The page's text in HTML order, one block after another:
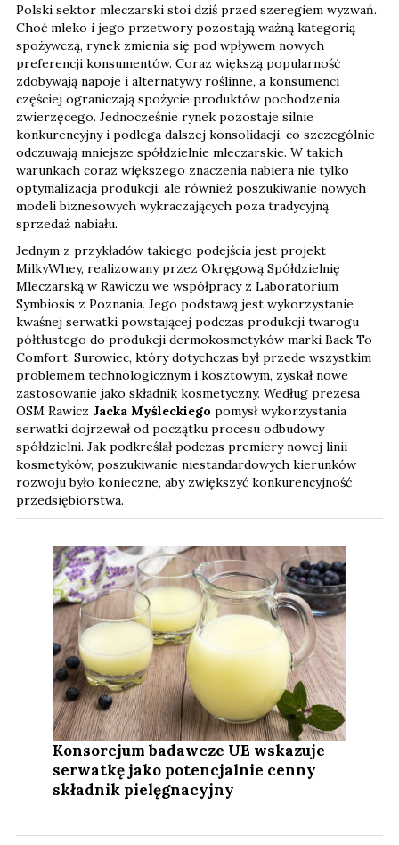
Polski sektor mleczarski stoi dziś przed szeregiem wyzwań.
Choć mleko i jego przetwory pozostają ważną kategorią
spożywczą, rynek zmienia się pod wpływem nowych
preferencji konsumentów. Coraz większą popularność
zdobywają napoje i alternatywy roślinne, a konsumenci
częściej ograniczają spożycie produktów pochodzenia
zwierzęcego. Jednocześnie rynek pozostaje silnie
konkurencyjny i podlega dalszej konsolidacji, co szczególnie
odczuwają mniejsze spółdzielnie mleczarskie. W takich
warunkach coraz większego znaczenia nabiera nie tylko
optymalizacja produkcji, ale również poszukiwanie nowych
modeli biznesowych wykraczających poza tradycyjną
sprzedaż nabiału.
Jednym z przykładów takiego podejścia jest projekt
MilkyWhey, realizowany przez Okręgową Spółdzielnię
Mleczarską w Rawiczu we współpracy z Laboratorium
Symbiosis z Poznania. Jego podstawą jest wykorzystanie
kwaśnej serwatki powstającej podczas produkcji twarogu
półtłustego do produkcji dermokosmetyków marki Back To
Comfort. Surowiec, który dotychczas był przede wszystkim
problemem technologicznym i kosztowym, zyskał nowe
zastosowanie jako składnik kosmetyczny. Według prezesa
OSM Rawicz Jacka Myśleckiego pomysł wykorzystania
serwatki dojrzewał od początku procesu odbudowy
spółdzielni. Jak podkreślał podczas premiery nowej linii
kosmetyków, poszukiwanie niestandardowych kierunków
rozwoju było konieczne, aby zwiększyć konkurencyjność
przedsiębiorstwa.
Konsorcjum badawcze UE wskazuje
serwatkę jako potencjalnie cenny
składnik pielęgnacyjny